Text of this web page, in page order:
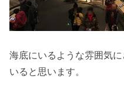
海底にいるような雰囲気
いると思います。